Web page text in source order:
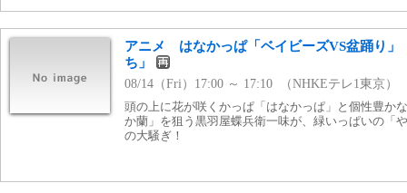
アニメ はなかっぱ「ベイビーズVS盆踊り」
ち」
08/14（Fri）17:00 ～ 17:10 （NHKEテレ1東京）
頭の上に花が咲くかっぱ「はなかっぱ」と個性豊か
か蘭」を狙う黒羽屋蝶兵衛一味が、緑いっぱいの「
の大騒ぎ！